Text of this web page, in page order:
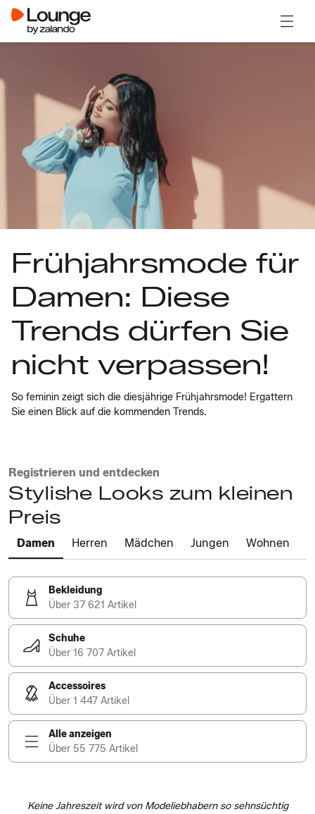
Frühjahrsmode für
Damen: Diese
Trends dürfen Sie
nicht verpassen!
So feminin zeigt sich die diesjährige Frühjahrsmode! Ergattern
Sie einen Blick auf die kommenden Trends.
Registrieren und entdecken
Stylishe Looks zum kleinen
Preis
Damen Herren Mädchen Jungen Wohnen
Bekleidung
Über 37 621 Artikel
Schuhe
Über 16 707 Artikel
Accessoires
Über 1 447 Artikel
Alle anzeigen
Über 55 775 Artikel
Keine Jahreszeit wird von Modeliebhabern so sehnsüchtig